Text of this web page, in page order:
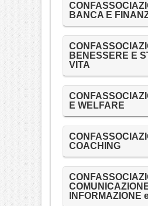
BANCA E
BENESSERE E
VITA
E WELFARE
COACHING
INFORMAZIONE